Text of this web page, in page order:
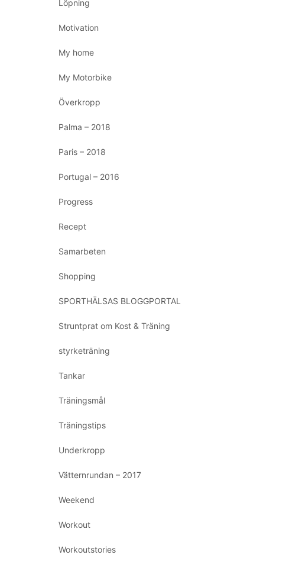
Löpning
Motivation
My home
My Motorbike
Överkropp
Palma – 2018
Paris – 2018
Portugal – 2016
Progress
Recept
Samarbeten
Shopping
SPORTHÄLSAS BLOGGPORTAL
Struntprat om Kost & Träning
styrketräning
Tankar
Träningsmål
Träningstips
Underkropp
Vätternrundan – 2017
Weekend
Workout
Workoutstories